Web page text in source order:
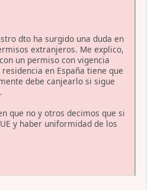
dto ha surgido una duda en
extranjeros. Me explico,
un permiso con vigencia
en España tiene que
debe canjearlo si sigue
que no y otros decimos que si
y haber uniformidad de los